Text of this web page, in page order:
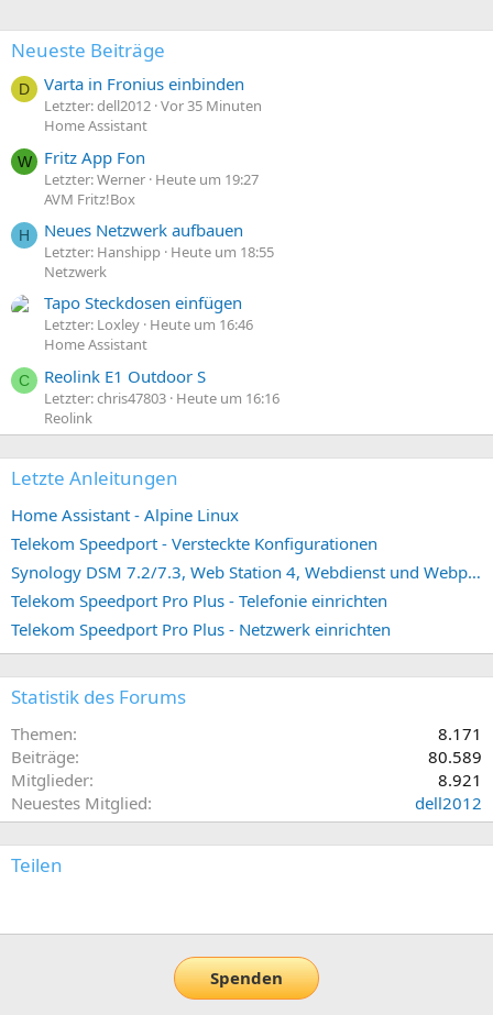
Neueste Beiträge
D Varta in Fronius einbinden
Letzter: dell2012 Vor 35 Minuten
Home Assistant
W Fritz App Fon
Letzter: Werner Heute um 19:27
AVM Fritz!Box
H Neues Netzwerk aufbauen
Letzter: Hanshipp Heute um 18:55
Netzwerk
Tapo Steckdosen einfügen
Letzter: Loxley Heute um 16:46
Home Assistant
C Reolink E1 Outdoor S
Letzter: chris47803 Heute um 16:16
Reolink
Letzte Anleitungen
Home Assistant - Alpine Linux
Telekom Speedport - Versteckte Konfigurationen
Synology DSM 7.2/7.3, Web Station 4, Webdienst und Webportal erstellen (ehemals vHost)
Telekom Speedport Pro Plus - Telefonie einrichten
Telekom Speedport Pro Plus - Netzwerk einrichten
Statistik des Forums
Themen
8.171
Beiträge
80.589
Mitglieder
8.921
Neuestes Mitglied
dell2012
Teilen
Spenden